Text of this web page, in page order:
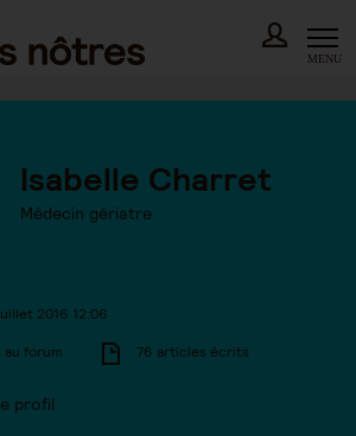
MENU
Isabelle Charret
Médecin gériatre
2016 12:06
forum 76 articles écrits
profil